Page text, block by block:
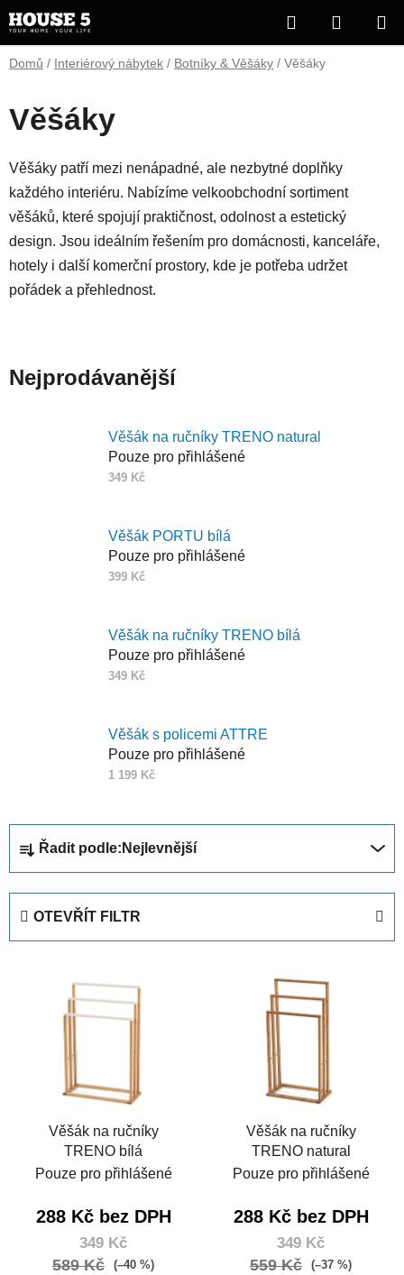
na
obsah
Hledat
KOŠÍK
Domů / Interiérový nábytek / Botníky & Věšáky / Věšáky
Věšáky
Věšáky patří mezi nenápadné, ale nezbytné doplňky
každého interiéru. Nabízíme velkoobchodní sortiment
věšáků, které spojují praktičnost, odolnost a estetický
design. Jsou ideálním řešením pro domácnosti, kanceláře,
hotely i další komerční prostory, kde je potřeba udržet
pořádek a přehlednost.
Nejprodávanější
Věšák na ručníky TRENO natural
Pouze pro přihlášené
349 Kč
Věšák PORTU bílá
Pouze pro přihlášené
399 Kč
Věšák na ručníky TRENO bílá
Pouze pro přihlášené
349 Kč
Věšák s policemi ATTRE
Pouze pro přihlášené
1 199 Kč
n
Řadit podle: Nejlevnější
OTEVŘÍT FILTR
Věšák na ručníky
TRENO bílá
Pouze pro přihlášené
288 Kč bez DPH
349 Kč
589 Kč
(–40 %)
Věšák na ručníky
TRENO natural
Pouze pro přihlášené
288 Kč bez DPH
349 Kč
559 Kč
(–37 %)